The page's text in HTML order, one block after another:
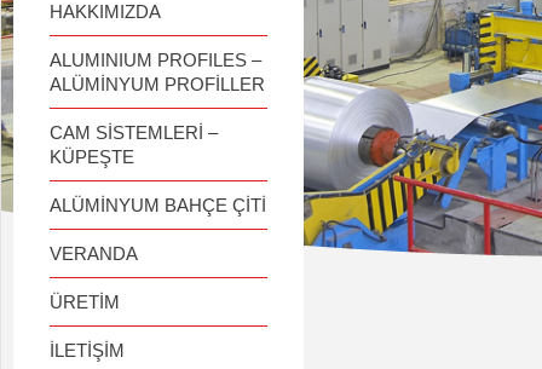
HAKKIMIZDA
ALUMINIUM PROFILES –
ALÜMİNYUM PROFİLLER
CAM SİSTEMLERİ –
KÜPEŞTE
ALÜMİNYUM BAHÇE ÇİTİ
VERANDA
ÜRETİM
İLETİŞİM